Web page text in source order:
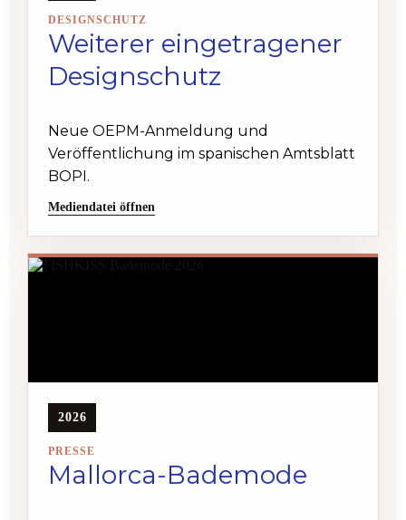
DESIGNSCHUTZ
Weiterer eingetragener
Designschutz
Neue OEPM-Anmeldung und
Veröffentlichung im spanischen Amtsblatt
BOPI.
Mediendatei öffnen
2026
PRESSE
Mallorca-Bademode